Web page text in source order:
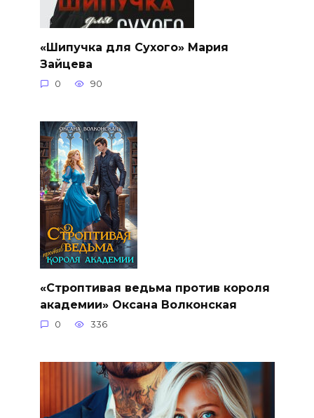
«Шипучка для Сухого» Мария
Зайцева
0 90
«Строптивая ведьма против короля
академии» Оксана Волконская
0 336